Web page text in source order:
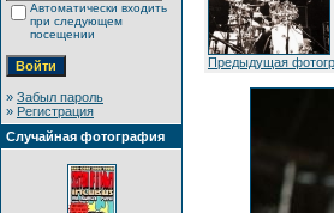
Автоматически входить
при следующем
посещении
» Забыл пароль
» Регистрация
Случайная фотография
Предыдущая